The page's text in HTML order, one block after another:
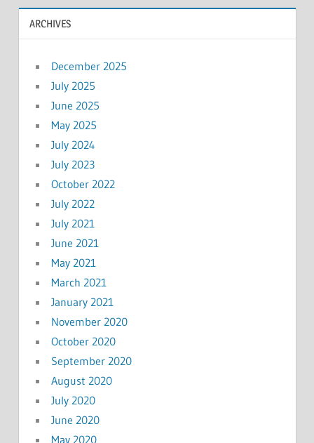
ARCHIVES
December 2025
July 2025
June 2025
May 2025
July 2024
July 2023
October 2022
July 2022
July 2021
June 2021
May 2021
March 2021
January 2021
November 2020
October 2020
September 2020
August 2020
July 2020
June 2020
May 2020